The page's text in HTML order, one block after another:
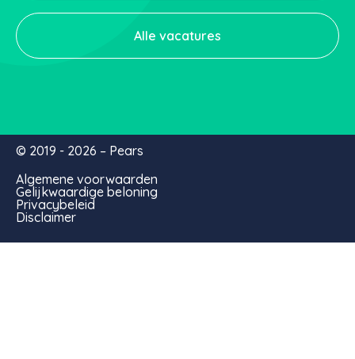
Alle vacatures
© 2019 - 2026 – Pears
Algemene voorwaarden
Gelijkwaardige beloning
Privacybeleid
Disclaimer